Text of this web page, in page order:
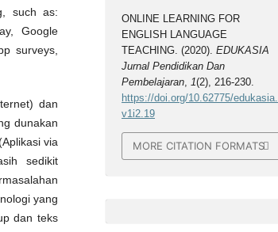
such as:
Google
surveys,
dan
dunakan
via
sedikit
yang
dan teks
ONLINE LEARNING FOR
ENGLISH LANGUAGE
TEACHING. (2020).EDUKASIA
Jurnal Pendidikan Dan
Pembelajaran,1(2), 216-230.
https://doi.org/10.62775/edukasia.
v1i2.19
MORE CITATION FORMATS